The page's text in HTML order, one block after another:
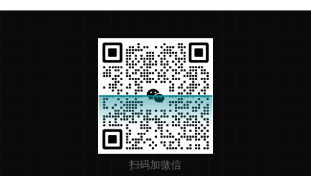
扫码加微信